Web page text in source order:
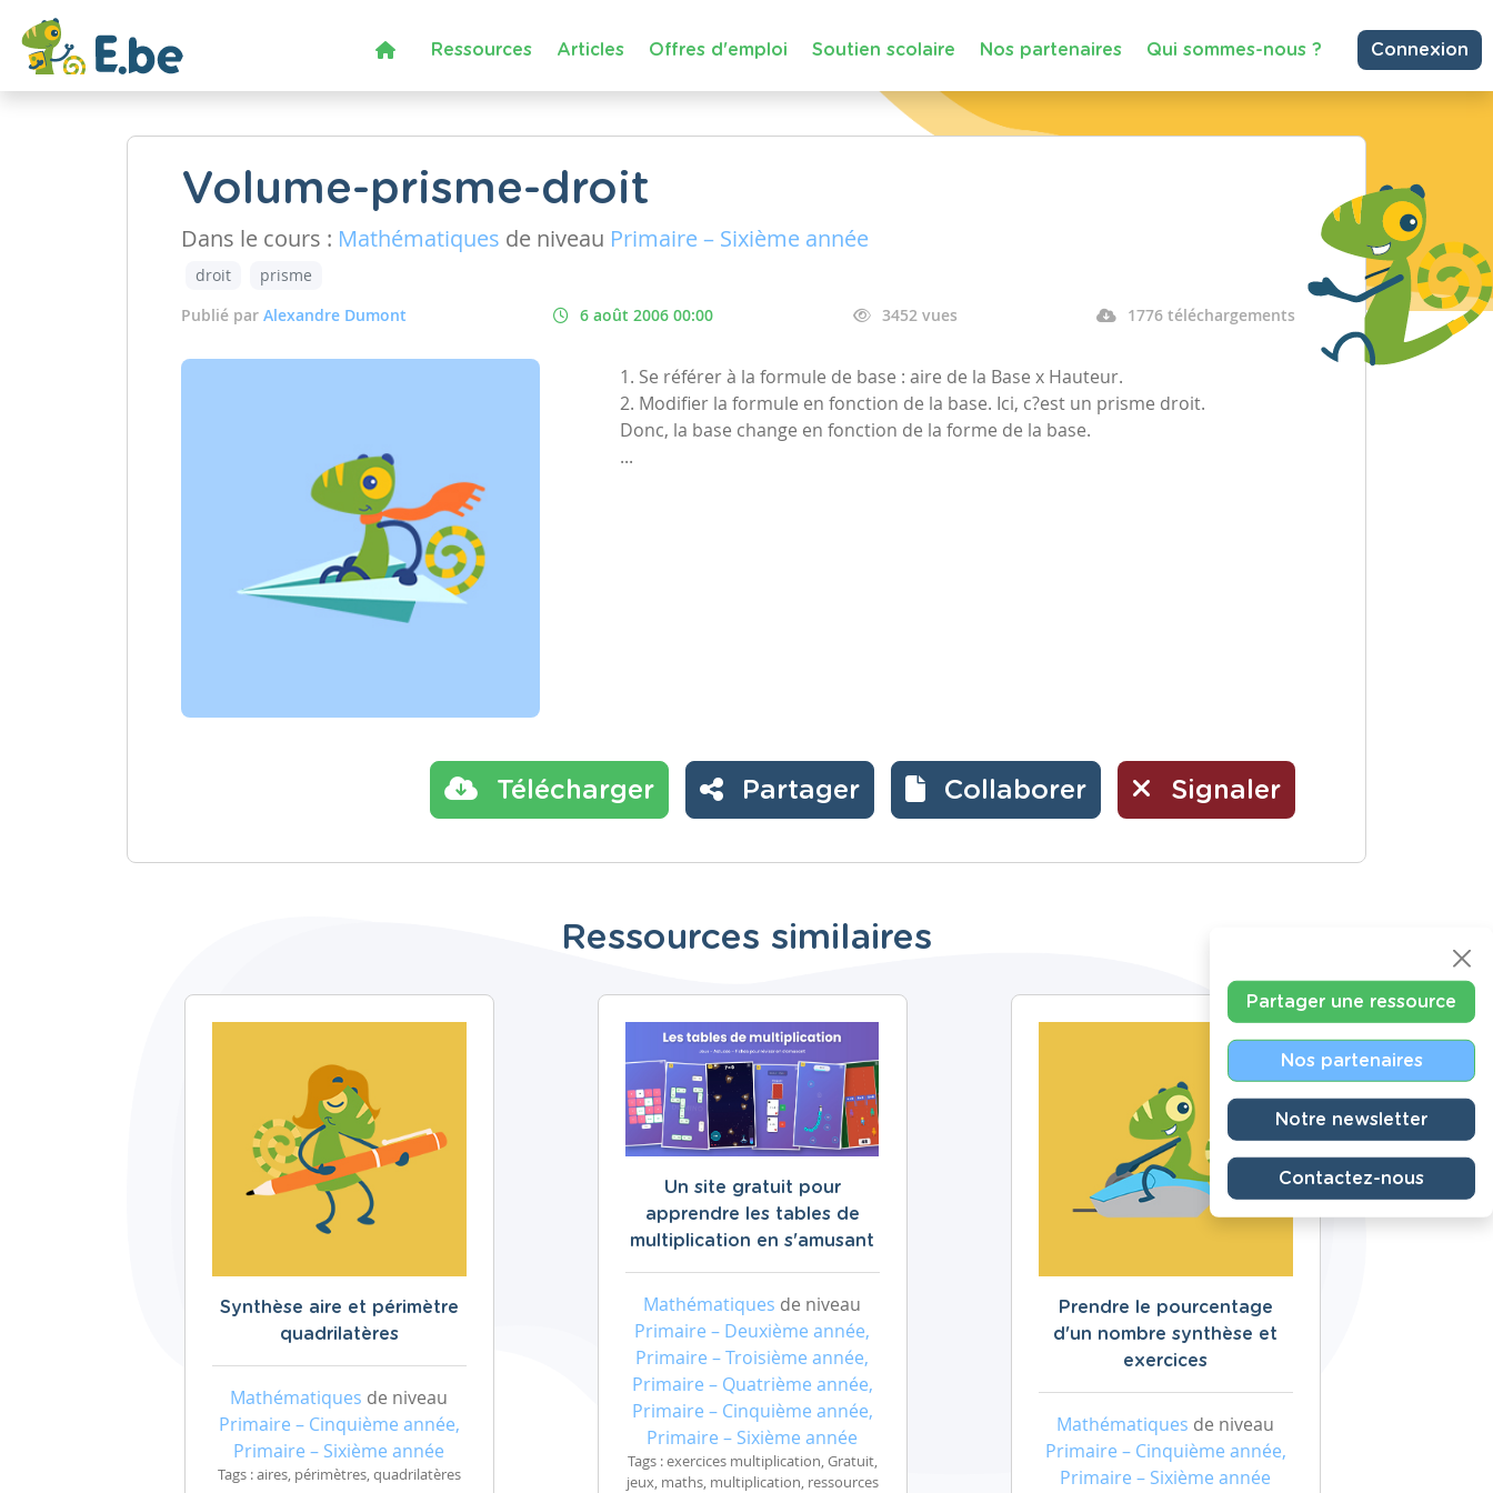
Ressources Articles Offres d'emploi Soutien scolaire Nos partenaires Qui sommes-nous ? Connexion
Volume-prisme-droit
Dans le cours : Mathématiques de niveau Primaire – Sixième année
droit
prisme
Publié par Alexandre Dumont 6 août 2006 00:00 3452 vues 1776 téléchargements
1. Se référer à la formule de base : aire de la Base x Hauteur.
2. Modifier la formule en fonction de la base. Ici, c?est un prisme droit.
Donc, la base change en fonction de la forme de la base.
...
Télécharger Partager Collaborer Signaler
Ressources similaires
Synthèse aire et périmètre
quadrilatères
Mathématiques de niveau
Primaire – Cinquième année,
Primaire – Sixième année
Tags : aires, périmètres, quadrilatères
Un site gratuit pour
apprendre les tables de
multiplication en s'amusant
Mathématiques de niveau
Primaire – Deuxième année,
Primaire – Troisième année,
Primaire – Quatrième année,
Primaire – Cinquième année,
Primaire – Sixième année
Tags : exercices multiplication, Gratuit,
jeux, maths, multiplication, ressources
Prendre le pourcentage
d'un nombre synthèse et
exercices
Mathématiques de niveau
Primaire – Cinquième année,
Primaire – Sixième année
Partager une ressource
Nos partenaires
Notre newsletter
Contactez-nous